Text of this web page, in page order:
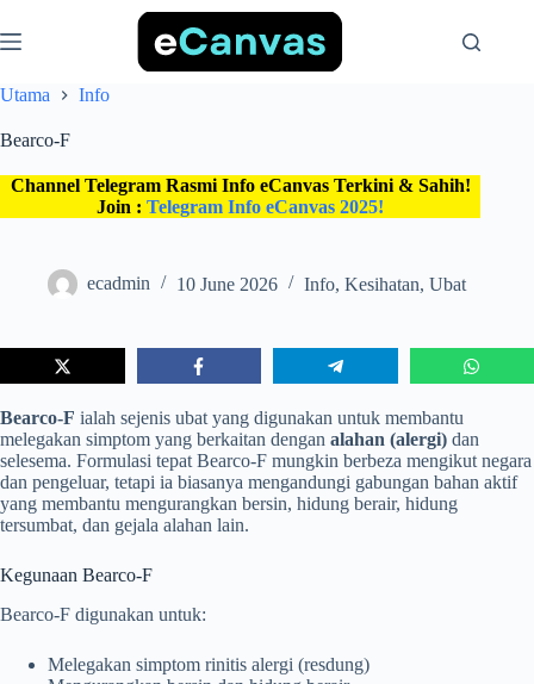
to
content
Utama Info
Bearco-F
Channel Telegram Rasmi Info eCanvas Terkini & Sahih!
Join :Telegram Info eCanvas 2025!
ecadmin 10 June 2026 Info, Kesihatan, Ubat
Bearco-F ialah sejenis ubat yang digunakan untuk membantu
melegakan simptom yang berkaitan dengan alahan (alergi) dan
selesema. Formulasi tepat Bearco-F mungkin berbeza mengikut negara
dan pengeluar, tetapi ia biasanya mengandungi gabungan bahan aktif
yang membantu mengurangkan bersin, hidung berair, hidung
tersumbat, dan gejala alahan lain.
Kegunaan Bearco-F
Bearco-F digunakan untuk:
Melegakan simptom rinitis alergi (resdung)